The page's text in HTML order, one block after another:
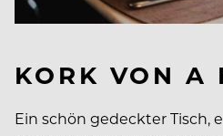
KORK VON A
Ein schön gedeckter Tisch,